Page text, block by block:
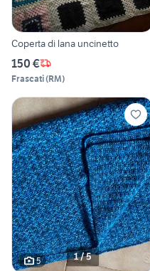
Coperta di lana uncinetto
150 €
Frascati(RM)
5